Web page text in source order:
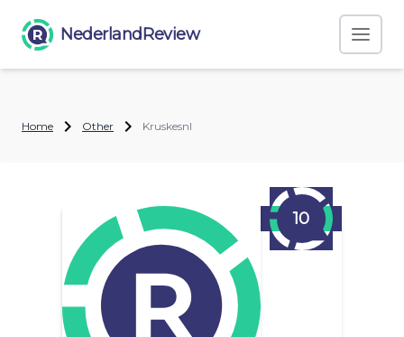
NederlandReview
Home Other Kruskesnl
10